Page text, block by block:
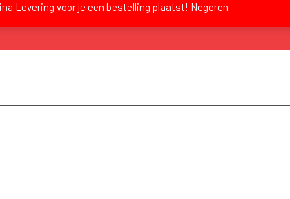
Levering voor je een bestelling plaatst! Negeren